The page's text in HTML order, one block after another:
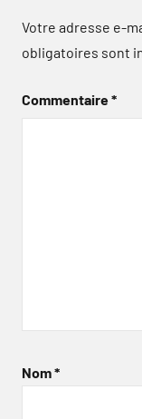
Votre adresse e-
obligatoires sont
Commentaire*
Nom*